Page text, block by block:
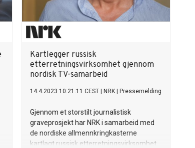
Kartlegger russisk
etterretningsvirksomhet gjennom
nordisk TV-samarbeid
14.4.2023 10:21:11 CEST NRK Pressemelding
Gjennom et storstilt journalistisk
graveprosjekt har NRK i samarbeid med
de nordiske allmennkringkasterne
kartlagt russisk etterretningsvirksomhet.